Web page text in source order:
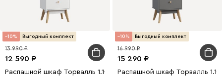
10 Выгодный комплект
12 590
13 990
Распашной шкаф Торвалль 1.1-50x185 Белый
10 Выгодный комплект
15 290
16 990
Распашной шкаф Торвалль 1.1-